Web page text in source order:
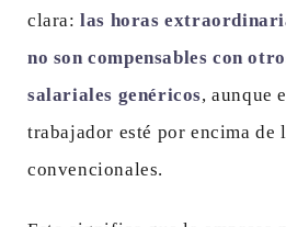
clara:las horas
no son compensables con
salariales genéricos, aunque
trabajador esté por encima de
convencionales.